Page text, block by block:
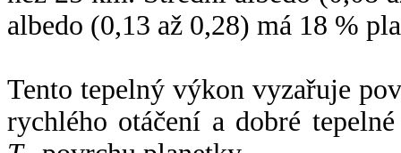
albedo (0,13 až 0,28) má 18 %
Tento tepelný výkon vyzařuje
rychlého otáčení a dobré